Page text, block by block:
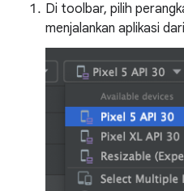
Di toolbar, pilih
menjalankan aplikasi